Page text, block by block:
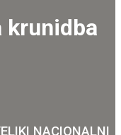
krunidba
NACIONALNI